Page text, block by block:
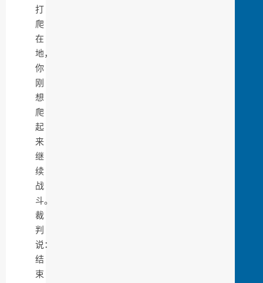
打
爬
在
地，
你
刚
想
爬
起
来
继
续
战
斗。
裁
判
说：
结
束